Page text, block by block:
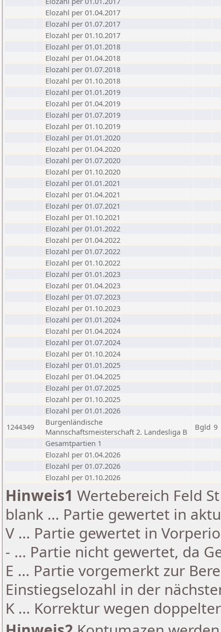
Elozahl per 01.04.2017
Elozahl per 01.07.2017
Elozahl per 01.10.2017
Elozahl per 01.01.2018
Elozahl per 01.04.2018
Elozahl per 01.07.2018
Elozahl per 01.10.2018
Elozahl per 01.01.2019
Elozahl per 01.04.2019
Elozahl per 01.07.2019
Elozahl per 01.10.2019
Elozahl per 01.01.2020
Elozahl per 01.04.2020
Elozahl per 01.07.2020
Elozahl per 01.10.2020
Elozahl per 01.01.2021
Elozahl per 01.04.2021
Elozahl per 01.07.2021
Elozahl per 01.10.2021
Elozahl per 01.01.2022
Elozahl per 01.04.2022
Elozahl per 01.07.2022
Elozahl per 01.10.2022
Elozahl per 01.01.2023
Elozahl per 01.04.2023
Elozahl per 01.07.2023
Elozahl per 01.10.2023
Elozahl per 01.01.2024
Elozahl per 01.04.2024
Elozahl per 01.07.2024
Elozahl per 01.10.2024
Elozahl per 01.01.2025
Elozahl per 01.04.2025
Elozahl per 01.07.2025
Elozahl per 01.10.2025
Elozahl per 01.01.2026
1244349
Burgenländische
Mannschaftsmeisterschaft 2. Landesliga B
Bgld 9
Gesamtpartien 1
Elozahl per 01.04.2026
Elozahl per 01.07.2026
Elozahl per 01.10.2026
Hinweis1 Wertebereich Feld
blank ... Partie gewertet in
V ... Partie gewertet in
- ... Partie nicht gewertet, da
E ... Partie vorgemerkt zur
Einstiegselozahl in der
K ... Korrektur wegen